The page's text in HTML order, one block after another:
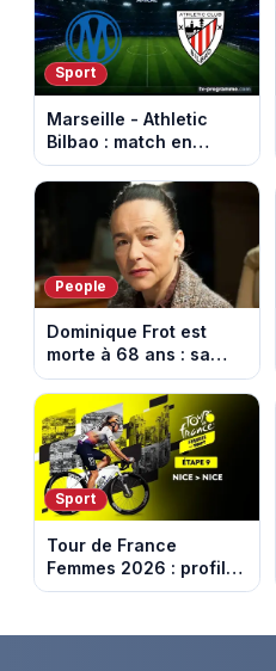
d'Europe
Sport
Marseille - Athletic
Bilbao : match en
direct sur Ligue 1+ à
17h30 (amical du 9
août 2026)
People
Dominique Frot est
morte à 68 ans : sa
sœur Catherine Frot
annonce la triste
nouvelle
Sport
Tour de France
Femmes 2026 : profil
et horaires de la